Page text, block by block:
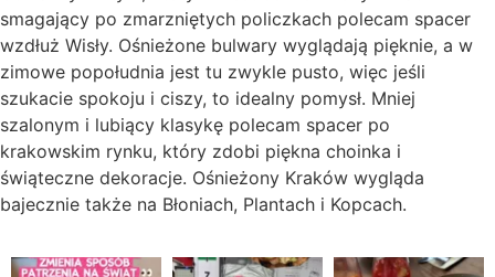
smagający po zmarzniętych policzkach polecam spacer
wzdłuż Wisły. Ośnieżone bulwary wyglądają pięknie, a w
zimowe popołudnia jest tu zwykle pusto, więc jeśli
szukacie spokoju i ciszy, to idealny pomysł. Mniej
szalonym i lubiący klasykę polecam spacer po
krakowskim rynku, który zdobi piękna choinka i
świąteczne dekoracje. Ośnieżony Kraków wygląda
bajecznie także na Błoniach, Plantach i Kopcach.